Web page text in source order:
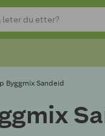
Byggmix Sandeid